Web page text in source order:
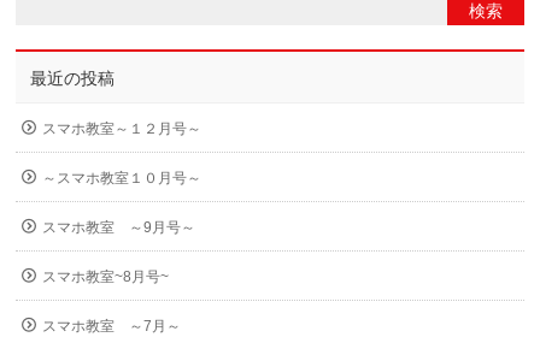
最近の投稿
スマホ教室～１２月号～
～スマホ教室１０月号～
スマホ教室 ～9月号～
スマホ教室~8月号~
スマホ教室 ～7月～